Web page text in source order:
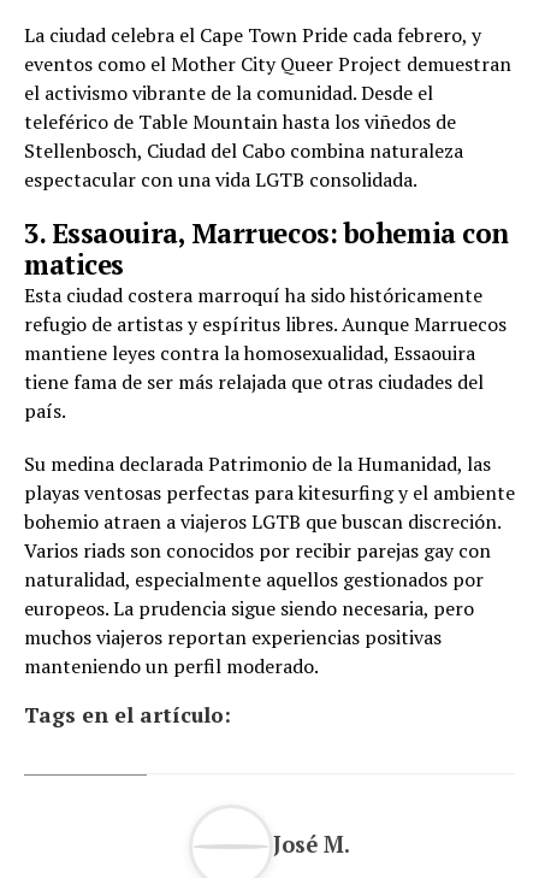
La ciudad celebra el Cape Town Pride cada febrero, y
eventos como el Mother City Queer Project demuestran
el activismo vibrante de la comunidad. Desde el
teleférico de Table Mountain hasta los viñedos de
Stellenbosch, Ciudad del Cabo combina naturaleza
espectacular con una vida LGTB consolidada.
3. Essaouira, Marruecos: bohemia con
matices
Esta ciudad costera marroquí ha sido históricamente
refugio de artistas y espíritus libres. Aunque Marruecos
mantiene leyes contra la homosexualidad, Essaouira
tiene fama de ser más relajada que otras ciudades del
país.
Su medina declarada Patrimonio de la Humanidad, las
playas ventosas perfectas para kitesurfing y el ambiente
bohemio atraen a viajeros LGTB que buscan discreción.
Varios riads son conocidos por recibir parejas gay con
naturalidad, especialmente aquellos gestionados por
europeos. La prudencia sigue siendo necesaria, pero
muchos viajeros reportan experiencias positivas
manteniendo un perfil moderado.
Tags en el artículo:
José M.